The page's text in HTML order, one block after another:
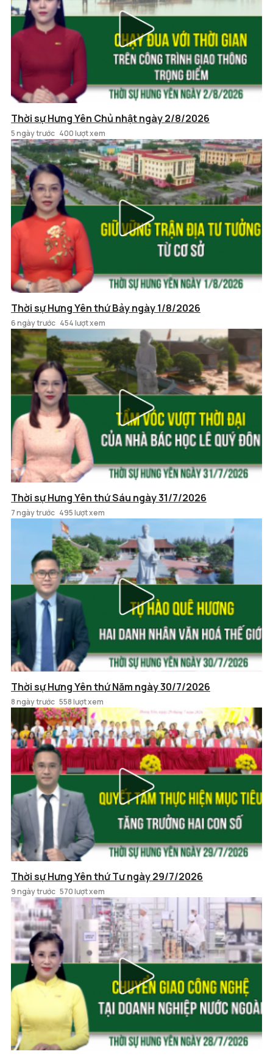
Thời sự Hưng Yên Chủ nhật ngày 2/8/2026
5 ngày trước 400 lượt xem
Thời sự Hưng Yên thứ Bảy ngày 1/8/2026
6 ngày trước 454 lượt xem
Thời sự Hưng Yên thứ Sáu ngày 31/7/2026
7 ngày trước 495 lượt xem
Thời sự Hưng Yên thứ Năm ngày 30/7/2026
8 ngày trước 558 lượt xem
Thời sự Hưng Yên thứ Tư ngày 29/7/2026
9 ngày trước 570 lượt xem